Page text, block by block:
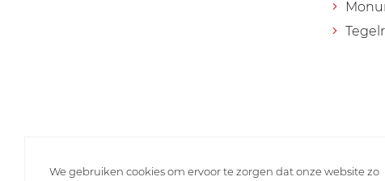
We gebruiken cookies om ervoor te zorgen dat onze website zo